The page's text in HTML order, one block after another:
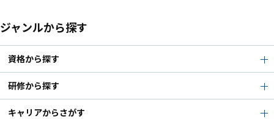
ジャンルから探す
資格から探す
研修から探す
キャリアからさがす